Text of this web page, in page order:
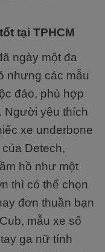
tại TPHCM
ngày một đa
nhưng các mẫu
đáo, phù hợp
Người yêu thích
xe underbone
Detech,
hồ như một
thì có thể chọn
đơn thuần bạn
mẫu xe số
ga nữ tính